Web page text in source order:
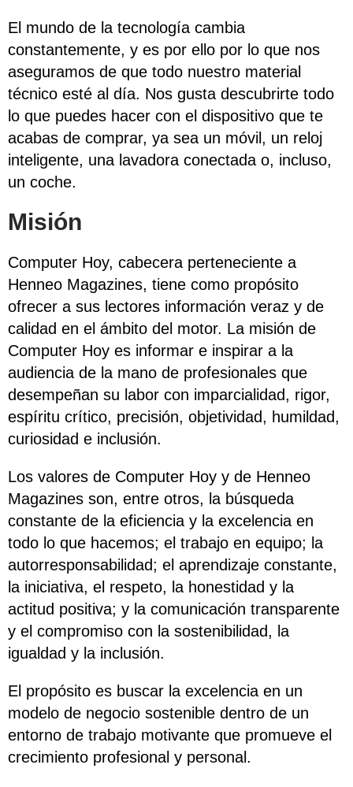
El mundo de la tecnología cambia
constantemente, y es por ello por lo que nos
aseguramos de que todo nuestro material
técnico esté al día. Nos gusta descubrirte todo
lo que puedes hacer con el dispositivo que te
acabas de comprar, ya sea un móvil, un reloj
inteligente, una lavadora conectada o, incluso,
un coche.
Misión
Computer Hoy, cabecera perteneciente a
Henneo Magazines, tiene como propósito
ofrecer a sus lectores información veraz y de
calidad en el ámbito del motor. La misión de
Computer Hoy es informar e inspirar a la
audiencia de la mano de profesionales que
desempeñan su labor con imparcialidad, rigor,
espíritu crítico, precisión, objetividad, humildad,
curiosidad e inclusión.
Los valores de Computer Hoy y de Henneo
Magazines son, entre otros, la búsqueda
constante de la eficiencia y la excelencia en
todo lo que hacemos; el trabajo en equipo; la
autorresponsabilidad; el aprendizaje constante,
la iniciativa, el respeto, la honestidad y la
actitud positiva; y la comunicación transparente
y el compromiso con la sostenibilidad, la
igualdad y la inclusión.
El propósito es buscar la excelencia en un
modelo de negocio sostenible dentro de un
entorno de trabajo motivante que promueve el
crecimiento profesional y personal.